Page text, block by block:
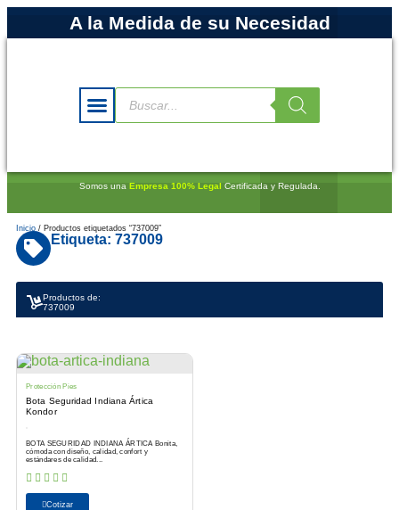
A la Medida de su Necesidad
Somos una Empresa 100% Legal Certificada y Regulada.
Inicio / Productos etiquetados “737009”
Etiqueta: 737009
Productos de:
737009
Protección Pies
Bota Seguridad Indiana Ártica
Kondor
BOTA SEGURIDAD INDIANA ÁRTICA Bonita,
cómoda con diseño, calidad, confort y
estándares de calidad...
Cotizar